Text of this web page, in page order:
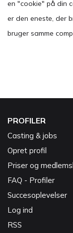
en "cookie" på din
er den eneste, der
bruger samme
PROFILER
Casting & jobs
Opret profil
Priser og
FAQ - Profiler
Succesoplevelser
Log ind
RSS